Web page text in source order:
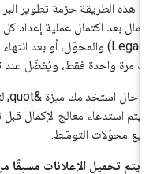
بعد اكتمال عملية إعداد كل من
مرة واحدة فقط، ويُفضّل عند
يتم استدعاء معالج الإكمال قبل
محوّلات التوسّط.
يتم تحميل الإعلانات مسبقًا من